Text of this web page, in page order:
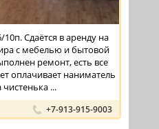
Сдаётся в аренду на
с мебелью и бытовой
ремонт, есть все
оплачивает наниматель
...
+7-913-915-9003